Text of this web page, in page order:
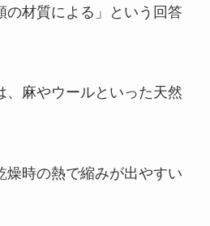
の材質による」という回答
、麻やウールといった天然
燥時の熱で縮みが出やすい